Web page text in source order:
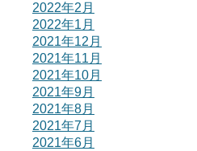
2022年2月
2022年1月
2021年12月
2021年11月
2021年10月
2021年9月
2021年8月
2021年7月
2021年6月